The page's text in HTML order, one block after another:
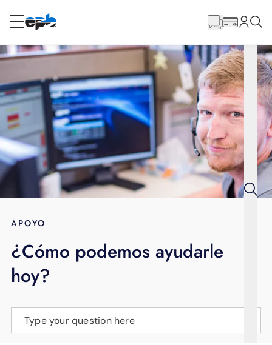
RESIDENCIAL
Internet
Energía
Televisión
BLOG
APOYO
principal
APOYO
¿Cómo podemos ayudarle
hoy?
Type your question here